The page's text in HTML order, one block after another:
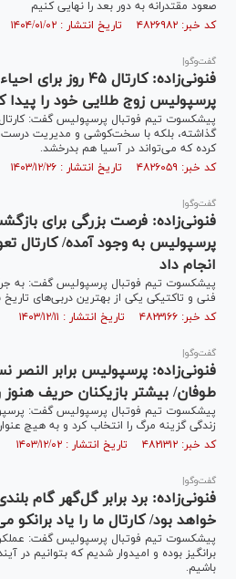
صعود مقتدرانه به دور بعد را نهایی کنیم
کد خبر: ۴۸۲۶۹۸۲ تاریخ انتشار : ۱۴۰۴/۰۱/۰۲
گفت‌و‌گو|
فنونی‌زاده: کارتال
پرسپولیس زوج طلایی خود را پیدا
پیشکسوت تیم فوتبال پرسپولیس گفت: کارتال
گذاشته، بلکه با سخت‌کوشی و مدیریت
کرده که می‌تواند در آسیا هم بدرخشد.
کد خبر: ۴۸۲۶۰۵۹ تاریخ انتشار : ۱۴۰۳/۱۲/۲۶
گفت‌وگو|
فنونی‌زاده: فرصت بزرگی برای
پرسپولیس به وجود آمده/ کارتال
انجام داد
پیشکسوت تیم فوتبال پرسپولیس گفت: به
فنی و تاکتیکی یکی از بهترین دربی‌های تاریخ
کد خبر: ۴۸۲۳۱۶۶ تاریخ انتشار : ۱۴۰۳/۱۲/۱۱
گفت‌وگو|
فنونی‌زاده: پرسپولیس برابر
طوفان/ بیشتر بازیکنان حریف
پیشکسوت تیم فوتبال پرسپولیس گفت:
زندگی گزینه مرگ را انتخاب کرد و به هیچ
کد خبر: ۴۸۲۱۳۱۲ تاریخ انتشار : ۱۴۰۳/۱۲/۰۲
گفت‌وگو|
فنونی‌زاده: برد برابر گل‌گهر گام
خواهد بود/ کارتال ما را یاد برانکو
پیشکسوت تیم فوتبال پرسپولیس گفت:
برانگیز بوده و امیدوار شدیم که بتوانیم در
باشیم.